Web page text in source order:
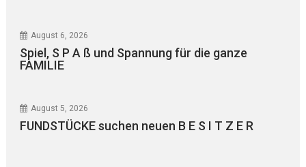
August 6, 2026
Spiel, S P A ß und Spannung für die ganze
FAMILIE
August 5, 2026
FUNDSTÜCKE suchen neuen B E S I T Z E R